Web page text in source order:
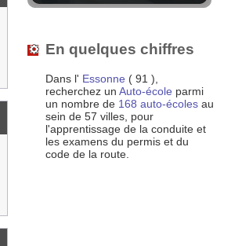
En quelques chiffres
Dans l' Essonne ( 91 ),
recherchez un Auto-école parmi
un nombre de 168 auto-écoles au
sein de 57 villes, pour
l'apprentissage de la conduite et
les examens du permis et du
code de la route.